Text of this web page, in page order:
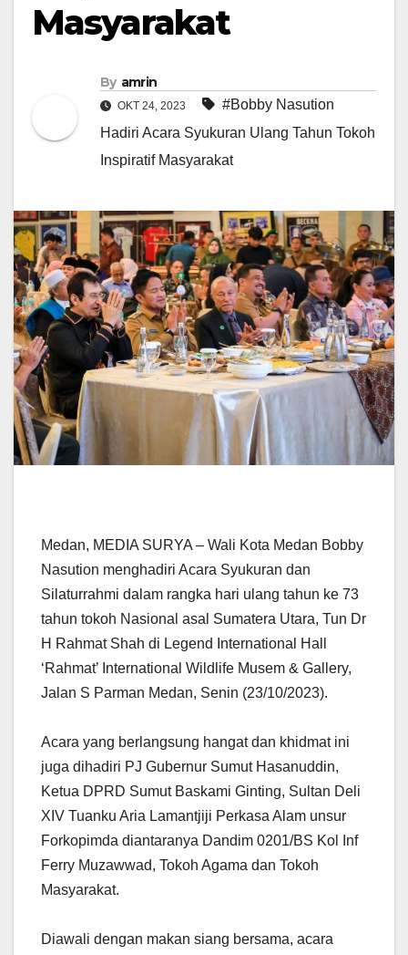
Masyarakat
By amrin
OKT 24, 2023
#Bobby Nasution
Hadiri Acara Syukuran Ulang Tahun Tokoh
Inspiratif Masyarakat
Medan, MEDIA SURYA – Wali Kota Medan Bobby
Nasution menghadiri Acara Syukuran dan
Silaturrahmi dalam rangka hari ulang tahun ke 73
tahun tokoh Nasional asal Sumatera Utara, Tun Dr
H Rahmat Shah di Legend International Hall
‘Rahmat’ International Wildlife Musem & Gallery,
Jalan S Parman Medan, Senin (23/10/2023).
Acara yang berlangsung hangat dan khidmat ini
juga dihadiri PJ Gubernur Sumut Hasanuddin,
Ketua DPRD Sumut Baskami Ginting, Sultan Deli
XIV Tuanku Aria Lamantjiji Perkasa Alam unsur
Forkopimda diantaranya Dandim 0201/BS Kol Inf
Ferry Muzawwad, Tokoh Agama dan Tokoh
Masyarakat.
Diawali dengan makan siang bersama, acara